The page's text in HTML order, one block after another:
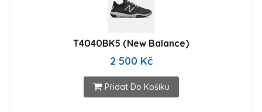
T4040BK5 (New Balance)
2 500 Kč
Přidat Do Košíku